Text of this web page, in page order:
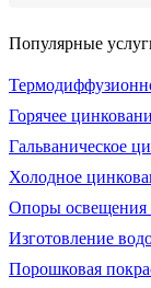
Популярные
Горячее
Гальваническое
Холодное
Опоры освещения
Изготовление
Порошковая